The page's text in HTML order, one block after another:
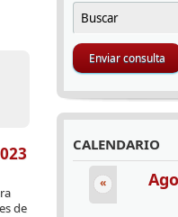
de
FORMULARIO
Buscar
CALENDARIO
«